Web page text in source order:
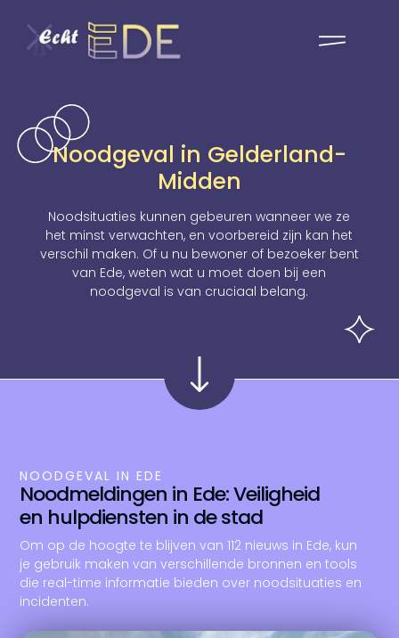
Noodgeval in Gelderland-
Midden
Noodsituaties kunnen gebeuren wanneer we ze
het minst verwachten, en voorbereid zijn kan het
verschil maken. Of u nu bewoner of bezoeker bent
van Ede, weten wat u moet doen bij een
noodgeval is van cruciaal belang.
NOODGEVAL IN EDE
Noodmeldingen in Ede: Veiligheid
en hulpdiensten in de stad
Om op de hoogte te blijven van 112 nieuws in Ede, kun
je gebruik maken van verschillende bronnen en tools
die real-time informatie bieden over noodsituaties en
incidenten.